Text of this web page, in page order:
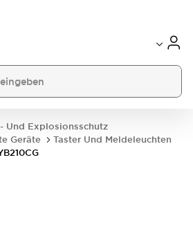
Und Explosionsschutz
Geräte
Taster Und Meldeleuchten